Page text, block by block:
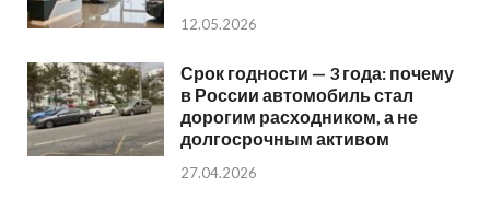
12.05.2026
Срок годности — 3 года: почему
в России автомобиль стал
дорогим расходником, а не
долгосрочным активом
27.04.2026